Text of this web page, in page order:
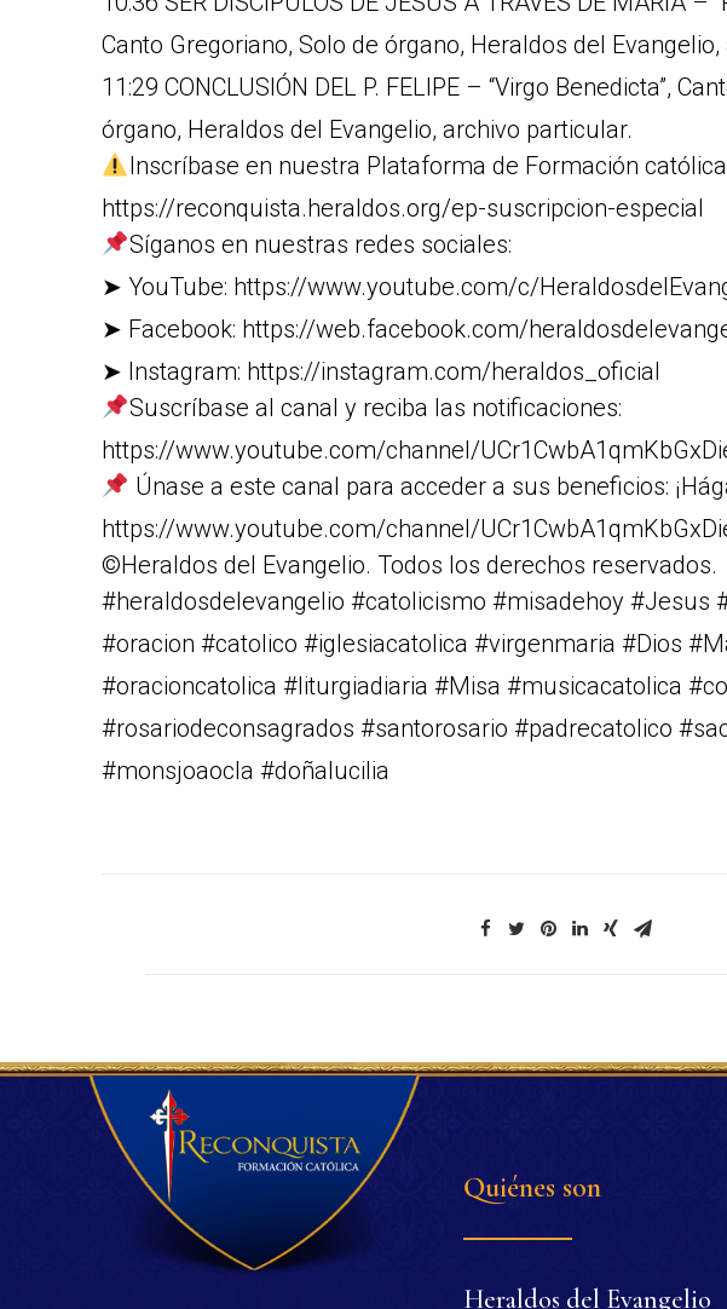
Canto Gregoriano, Solo de órgano, Heraldos del
11:29 CONCLUSIÓN DEL P. FELIPE – “Virgo Benedicta”,
órgano, Heraldos del Evangelio, archivo particular.
Inscríbase en nuestra Plataforma de Formación
https://reconquista.heraldos.org/ep-suscripcion-especial
Síganos en nuestras redes sociales:
➤ YouTube: https://www.youtube.com/c/
➤ Facebook: https://web.facebook.com/
➤ Instagram: https://instagram.com/heraldos_oficial
Suscríbase al canal y reciba las notificaciones:
https://www.youtube.com/channel/
Únase a este canal para acceder a sus beneficios:
https://www.youtube.com/channel/
©Heraldos del Evangelio. Todos los derechos reservados.
#heraldosdelevangelio #catolicismo #misadehoy #Jesus
#oracion #catolico #iglesiacatolica #virgenmaria #Dios
#oracioncatolica #liturgiadiaria #Misa #musicacatolica
#rosariodeconsagrados #santorosario #padrecatolico
#monsjoaocla #doñalucilia
Quiénes son
Heraldos del Evangelio